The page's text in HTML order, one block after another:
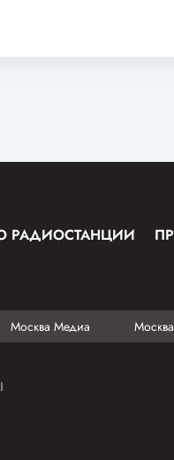
РАДИОСТАНЦИИ
Москва Медиа